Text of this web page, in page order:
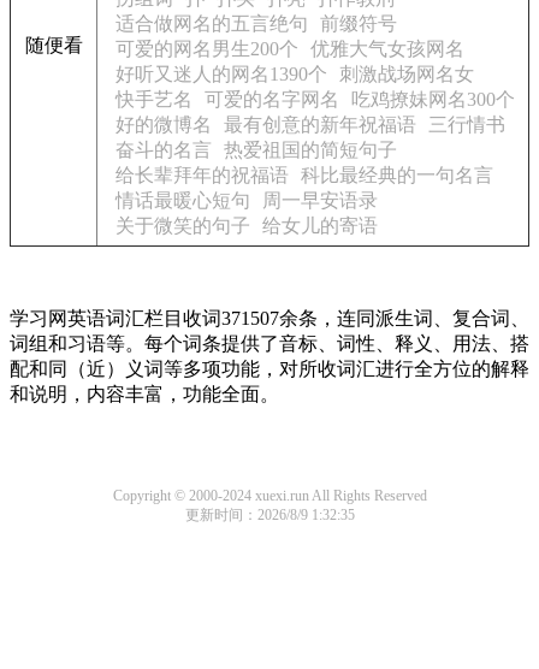
随便看
适合做网名的五言绝句
前缀符号
可爱的网名男生200个
优雅大气女孩网名
好听又迷人的网名1390个
刺激战场网名女
快手艺名
可爱的名字网名
吃鸡撩妹网名300个
好的微博名
最有创意的新年祝福语
三行情书
奋斗的名言
热爱祖国的简短句子
给长辈拜年的祝福语
科比最经典的一句名言
情话最暖心短句
周一早安语录
关于微笑的句子
给女儿的寄语
学习网英语词汇栏目收词371507余条，连同派生词、复合词、
词组和习语等。每个词条提供了音标、词性、释义、用法、搭
配和同（近）义词等多项功能，对所收词汇进行全方位的解释
和说明，内容丰富，功能全面。
Copyright © 2000-2024 xuexi.run All Rights Reserved
更新时间：2026/8/9 1:32:35